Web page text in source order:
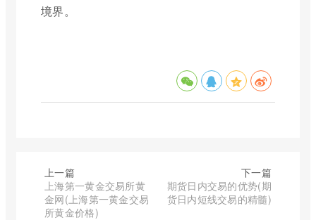
境界。
上一篇
上海第一黄金交易所黄
金网(上海第一黄金交易
所黄金价格)
下一篇
期货日内交易的优势(期
货日内短线交易的精髓)